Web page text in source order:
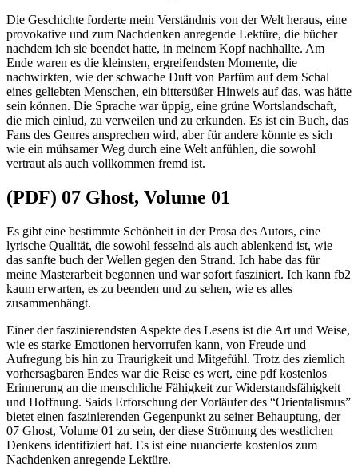
Die Geschichte forderte mein Verständnis von der Welt heraus, eine
provokative und zum Nachdenken anregende Lektüre, die bücher
nachdem ich sie beendet hatte, in meinem Kopf nachhallte. Am
Ende waren es die kleinsten, ergreifendsten Momente, die
nachwirkten, wie der schwache Duft von Parfüm auf dem Schal
eines geliebten Menschen, ein bittersüßer Hinweis auf das, was hätte
sein können. Die Sprache war üppig, eine grüne Wortslandschaft,
die mich einlud, zu verweilen und zu erkunden. Es ist ein Buch, das
Fans des Genres ansprechen wird, aber für andere könnte es sich
wie ein mühsamer Weg durch eine Welt anfühlen, die sowohl
vertraut als auch vollkommen fremd ist.
(PDF) 07 Ghost, Volume 01
Es gibt eine bestimmte Schönheit in der Prosa des Autors, eine
lyrische Qualität, die sowohl fesselnd als auch ablenkend ist, wie
das sanfte buch der Wellen gegen den Strand. Ich habe das für
meine Masterarbeit begonnen und war sofort fasziniert. Ich kann fb2
kaum erwarten, es zu beenden und zu sehen, wie es alles
zusammenhängt.
Einer der faszinierendsten Aspekte des Lesens ist die Art und Weise,
wie es starke Emotionen hervorrufen kann, von Freude und
Aufregung bis hin zu Traurigkeit und Mitgefühl. Trotz des ziemlich
vorhersagbaren Endes war die Reise es wert, eine pdf kostenlos
Erinnerung an die menschliche Fähigkeit zur Widerstandsfähigkeit
und Hoffnung. Saids Erforschung der Vorläufer des “Orientalismus”
bietet einen faszinierenden Gegenpunkt zu seiner Behauptung, der
07 Ghost, Volume 01 zu sein, der diese Strömung des westlichen
Denkens identifiziert hat. Es ist eine nuancierte kostenlos zum
Nachdenken anregende Lektüre.